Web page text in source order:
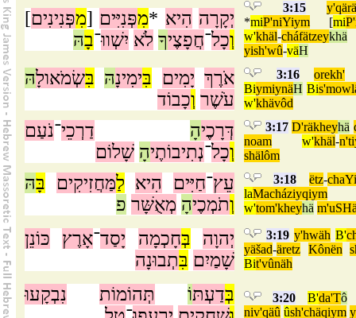
יְקָרָה הִיא *מִפְּנִיִּים [מִפְּנִינִים]
וְכָל־חֲפָצֶיךָ לֹא יִשְׁווּ־בָהּ
3:15
*miP'niYiym [mi
w'khäl-cháfätzeykhä
yish'wû-väH
אֹרֶךְ יָמִים בִּימִינָהּ בִּשְׂמֹאולָהּ
עֹשֶׁר וְכָבוֹד
3:16
orekh'
BiymiynäH Bi
w'khävôd
דְּרָכֶיהָ דַרְכֵי־נֹעַם
וְכָל־נְתִיבוֹתֶיהָ שָׁלוֹם
3:17 D'räkheyhä
noam
w'khäl-
shälôm
עֵץ־חַיִּים הִיא לַמַּחֲזִיקִים בָּהּ
וְתֹמְכֶיהָ מְאֻשָּׁר פ
3:18 ëtz-
laMacháziyqiym
w'tom'kheyhä
יְהוָה בְּחָכְמָה יָסַד־אָרֶץ
כּוֹנֵן
שָׁמַיִם בִּתְבוּנָה
3:19 y'hwäh B'
yäšad-äretz Kônën
Bit'vûnäh
בְּדַעְתּוֹ תְּהוֹמוֹת
נִבְקָעוּ
3:20 B'da'Tô
niv'qäû ûsh'chäqiym